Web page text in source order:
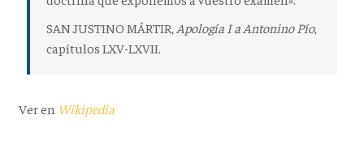
SAN JUSTINO MÁRTIR, Apología I a Antonino Pío,
capítulos LXV-LXVII.
Ver en Wikipedia